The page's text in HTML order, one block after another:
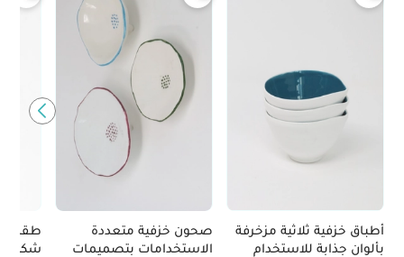
أطباق خزفية ثلاثية مزخرفة
بألوان جذابة للاستخدام
صحون خزفية متعددة
الاستخدامات بتصميمات
طقم
شكل